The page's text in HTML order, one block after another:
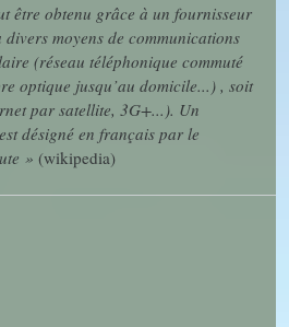
SVT
What's up
in room 50
être obtenu grâce à un fournisseur
moyens de communications
(réseau téléphonique commuté
optique jusqu’au domicile...) , soit
par satellite, 3G+...). Un
désigné en français par le
» (wikipedia)